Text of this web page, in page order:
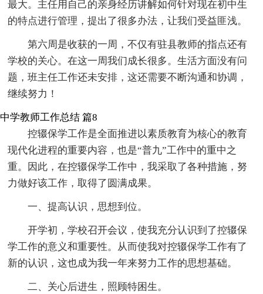
最大。主任用自己的亲身经历讲解如何针对现在初中生
的特点进行管理，提出了很多办法，让我们受益匪浅。
第六周是收获的一周，不仅有驻县教师的指点还有
学校的关心。在这一周我们成长很多。生活方面没有问
题，班主任工作还未安排，这还需要不断沟通和协调，
继续努力！
中学教师工作总结 篇8
控辍保学工作是全面推进以素质教育为核心的教育
现代化进程的重要内容，也是“普九”工作中的重中之
重。因此，在控辍保学工作中，我采取了各种措施，努
力做好该工作，取得了圆满成果。
一、提高认识，思想到位。
开学初，学校召开会议，使我充分认识到了控辍保
学工作的意义和重要性。从而使我对控辍保学工作有了
新的认识，这也成为我一年来努力工作的思想基础。
二、关心后进生，照顾特困生。